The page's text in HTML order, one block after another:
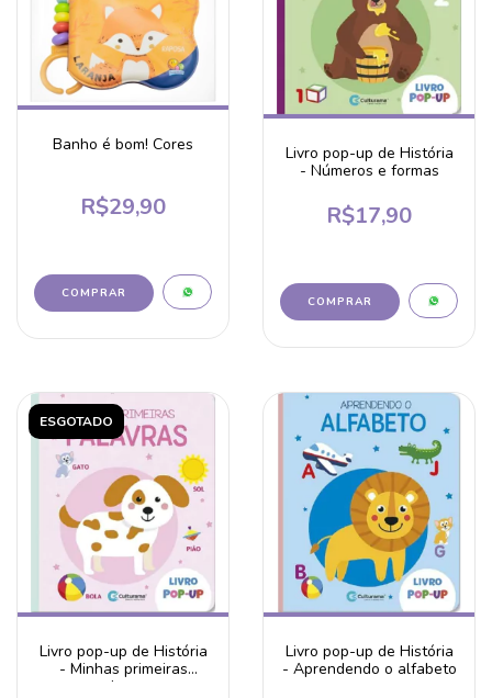
Banho é bom! Cores
R$29,90
Livro pop-up de História
- Números e formas
R$17,90
ESGOTADO
Livro pop-up de História
- Minhas primeiras
palavras
Livro pop-up de História
- Aprendendo o alfabeto